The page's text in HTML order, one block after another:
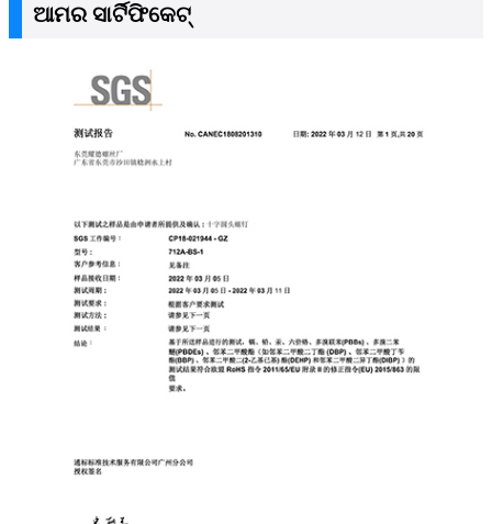
ଆମର ସାର୍ଟିଫିକେଟ୍